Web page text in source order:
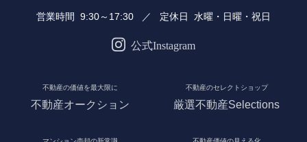
営業時間 9:30～17:30 定休日 水曜・日曜・祝日
公式Instagram
不動産の価値を最大限に
不動産オークション
不動産のセレクトショップ
厳選不動産Selections